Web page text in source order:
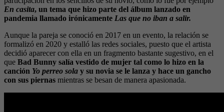
En casita, un tema que hizo parte del álbum lanzado en
pandemia llamado irónicamente Las que no iban a salir.
Aunque la pareja se conoció en 2017 en un evento, la relación se
formalizó en 2020 y estalló las redes sociales, puesto que el artista
decidió aparecer con ella en un fragmento bastante sugestivo, en el
que Bad Bunny salía vestido de mujer tal como lo hizo en la
canción Yo perreo sola y su novia se le lanza y hace un gancho
con sus piernas mientras se besan de manera apasionada.